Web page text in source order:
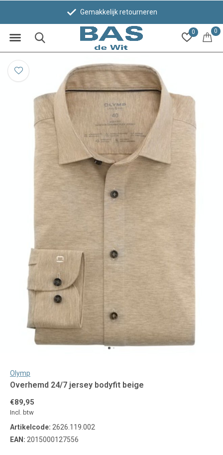
0 0
Gemakkelijk retourneren
Olymp
Overhemd 24/7 jersey bodyfit beige
€89,95
Incl. btw
Artikelcode: 2626.119.002
EAN: 2015000127556